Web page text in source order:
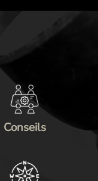
Conseils